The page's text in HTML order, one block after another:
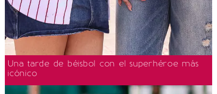
Una tarde de béisbol con el superhéroe más
icónico